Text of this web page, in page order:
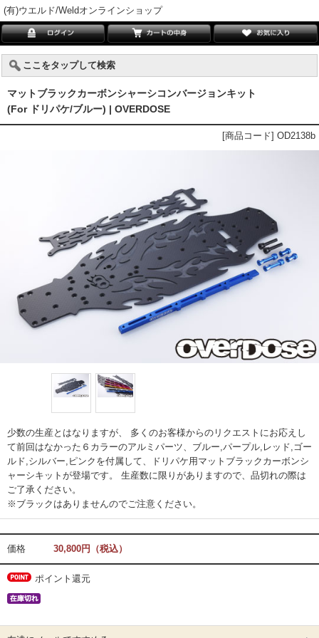
(有)ウエルド/Weldオンラインショップ
ここをタップして検索
マットブラックカーボンシャーシコンバージョンキット
(For ドリパケ/ブルー) | OVERDOSE
[商品コード] OD2138b
少数の生産とはなりますが、 多くのお客様からのリクエストにお応えし
て前回はなかった６カラーのアルミパーツ、ブルー,パープル,レッド,ゴー
ルド,シルバー,ピンクを付属して、ドリパケ用マットブラックカーボンシ
ャーシキットが登場です。 生産数に限りがありますので、品切れの際は
ご了承ください。
※ブラックはありませんのでご注意ください。
価格 30,800円（税込）
ポイント還元